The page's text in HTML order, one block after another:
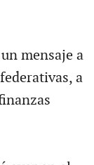
mensaje a
a